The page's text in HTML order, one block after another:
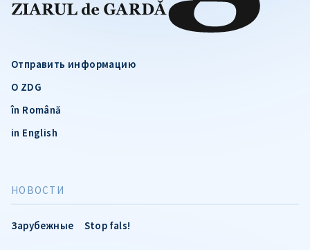
Отправить информацию
О ZDG
în Română
in English
НОВОСТИ
Зарубежные Stop fals!